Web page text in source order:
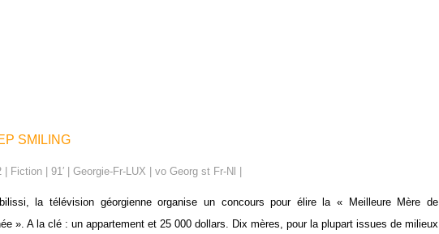
SMILING
| Fiction | 91′ | Georgie-Fr-LUX | vo Georg st Fr-Nl |
la télévision géorgienne organise un concours pour élire la « Meilleure Mère de
». A la clé : un appartement et 25 000 dollars. Dix mères, pour la plupart issues de milieux